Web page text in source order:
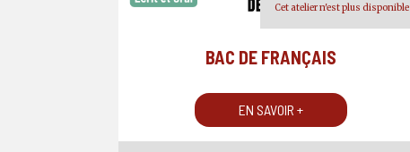
Cet atelier n'est plus disponible
BAC DE FRANÇAIS
EN SAVOIR +